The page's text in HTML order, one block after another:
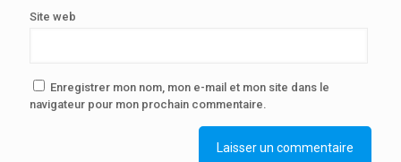
Site web
Enregistrer mon nom, mon e-mail et mon site dans le
navigateur pour mon prochain commentaire.